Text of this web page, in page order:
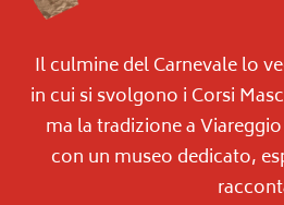
Il culmine del Carnevale lo
in cui si svolgono i Corsi
ma la tradizione a
con un museo dedicato,